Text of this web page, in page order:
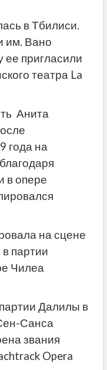
в Тбилиси.
им. Вано
пригласили
театра La
Анита
года на
в опере
на сцене
партии
Чилеа
Далилы в
Санса
звания
Opera